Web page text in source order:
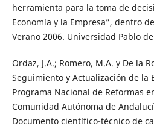
herramienta para la toma de
Economía y la Empresa”, dentro
Verano 2006. Universidad Pablo
Ordaz, J.A.; Romero, M.A. y De la
Seguimiento y Actualización de la
Programa Nacional de Reformas
Comunidad Autónoma de
Documento científico-técnico de